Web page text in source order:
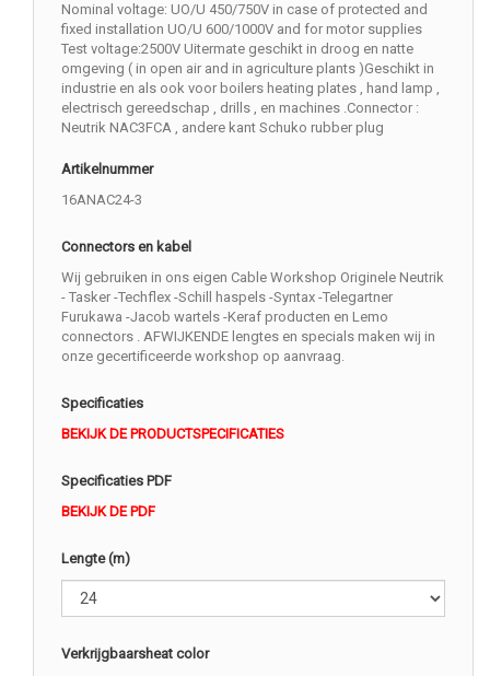
Nominal voltage: UO/U 450/750V in case of protected and
fixed installation UO/U 600/1000V and for motor supplies
Test voltage:2500V Uitermate geschikt in droog en natte
omgeving ( in open air and in agriculture plants )Geschikt in
industrie en als ook voor boilers heating plates , hand lamp ,
electrisch gereedschap , drills , en machines .Connector :
Neutrik NAC3FCA , andere kant Schuko rubber plug
Artikelnummer
16ANAC24-3
Connectors en kabel
Wij gebruiken in ons eigen Cable Workshop Originele Neutrik
- Tasker -Techflex -Schill haspels -Syntax -Telegartner
Furukawa -Jacob wartels -Keraf producten en Lemo
connectors . AFWIJKENDE lengtes en specials maken wij in
onze gecertificeerde workshop op aanvraag.
Specificaties
BEKIJK DE PRODUCTSPECIFICATIES
Specificaties PDF
BEKIJK DE PDF
Lengte (m)
Verkrijgbaarsheat color